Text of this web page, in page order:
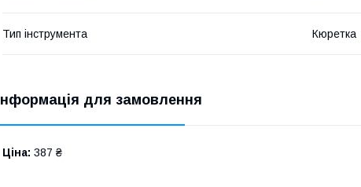
Тип інструмента Кюретка
Інформація для замовлення
Ціна: 387 ₴